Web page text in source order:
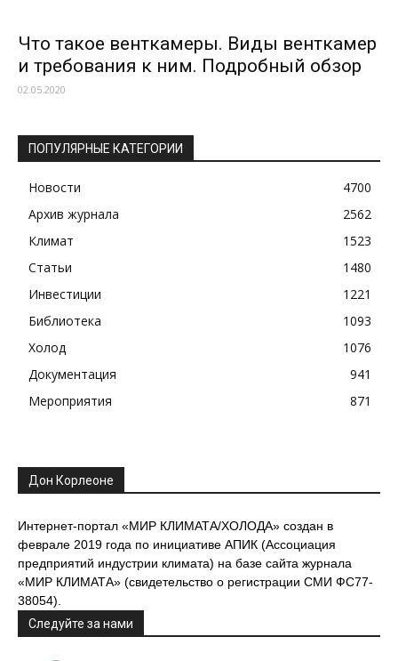
Что такое венткамеры. Виды венткамер
и требования к ним. Подробный обзор
02.05.2020
ПОПУЛЯРНЫЕ КАТЕГОРИИ
Новости
4700
Архив журнала
2562
Климат
1523
Статьи
1480
Инвестиции
1221
Библиотека
1093
Холод
1076
Документация
941
Мероприятия
871
Дон Корлеоне
Интернет-портал «МИР КЛИМАТА/ХОЛОДА» создан в
феврале 2019 года по инициативе АПИК (Ассоциация
предприятий индустрии климата) на базе сайта журнала
«МИР КЛИМАТА» (свидетельство о регистрации СМИ ФС77-
38054).
Следуйте за нами